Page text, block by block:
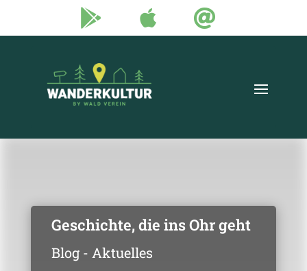
  
Geschichte, die ins Ohr geht
Blog - Aktuelles